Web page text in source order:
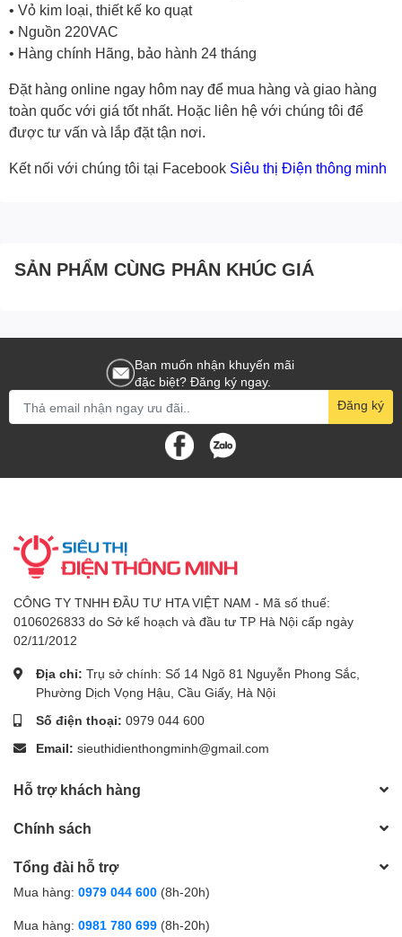
• Vỏ kim loại, thiết kế ko quạt
• Nguồn 220VAC
• Hàng chính Hãng, bảo hành 24 tháng
Đặt hàng online ngay hôm nay để mua hàng và giao hàng
toàn quốc với giá tốt nhất. Hoặc liên hệ với chúng tôi để
được tư vấn và lắp đặt tận nơi.
Kết nối với chúng tôi tại Facebook Siêu thị Điện thông minh
SẢN PHẨM CÙNG PHÂN KHÚC GIÁ
Bạn muốn nhận khuyến mãi
đặc biệt? Đăng ký ngay.
Đăng ký
CÔNG TY TNHH ĐẦU TƯ HTA VIỆT NAM - Mã số thuế:
0106026833 do Sở kế hoạch và đầu tư TP Hà Nội cấp ngày
02/11/2012
Địa chỉ: Trụ sở chính: Số 14 Ngõ 81 Nguyễn Phong Sắc,
Phường Dịch Vọng Hậu, Cầu Giấy, Hà Nội
Số điện thoại: 0979 044 600
Email: sieuthidienthongminh@gmail.com
Hỗ trợ khách hàng
Chính sách
Tổng đài hỗ trợ
Mua hàng: 0979 044 600 (8h-20h)
Mua hàng: 0981 780 699 (8h-20h)